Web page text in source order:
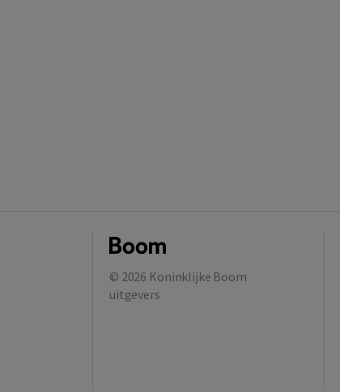
© 2026 Koninklijke Boom
uitgevers